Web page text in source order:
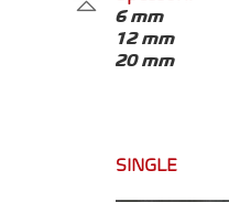
6 mm
12 mm
20 mm
SINGLE